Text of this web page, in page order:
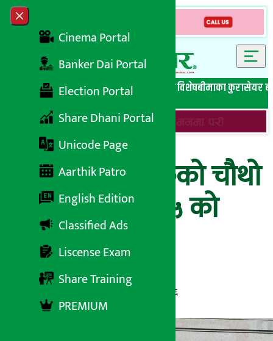
Skip to content
Close menu
Cinema Portal
Banker Dai Portal
Election Portal
Share Dhani Portal
Unicode Page
Aarthik Patro
English Edition
Classified Ads
Liscense Exam
Share Training
PREMIUM
सबै समाचारबेथिति मुर्दाबादबैंकिङ विशेष लघुवित्त विशेषबीमाका कुरासेयर
हाम्रो बिकास बैंकको चौथो
त्रैमास २०७४/७५ को
वित्तीय विवरण
१५ श्रावण २०७५, मंगलबार १५:०६